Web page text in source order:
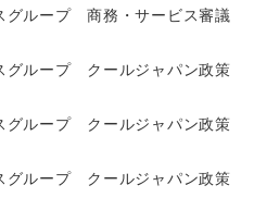
ループ 商務・サービス審議
ループ クールジャパン政策
ープ クールジャパン政策
ープ クールジャパン政策